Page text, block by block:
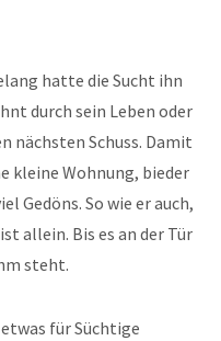
hatte die Sucht ihn
durch sein Leben oder
nächsten Schuss. Damit
kleine Wohnung, bieder
Gedöns. So wie er auch,
allein. Bis es an der Tür
steht.
für Süchtige